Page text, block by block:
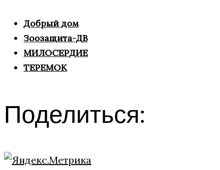
Добрый дом
Зоозащита-ДВ
МИЛОСЕРДИЕ
ТЕРЕМОК
Поделиться: